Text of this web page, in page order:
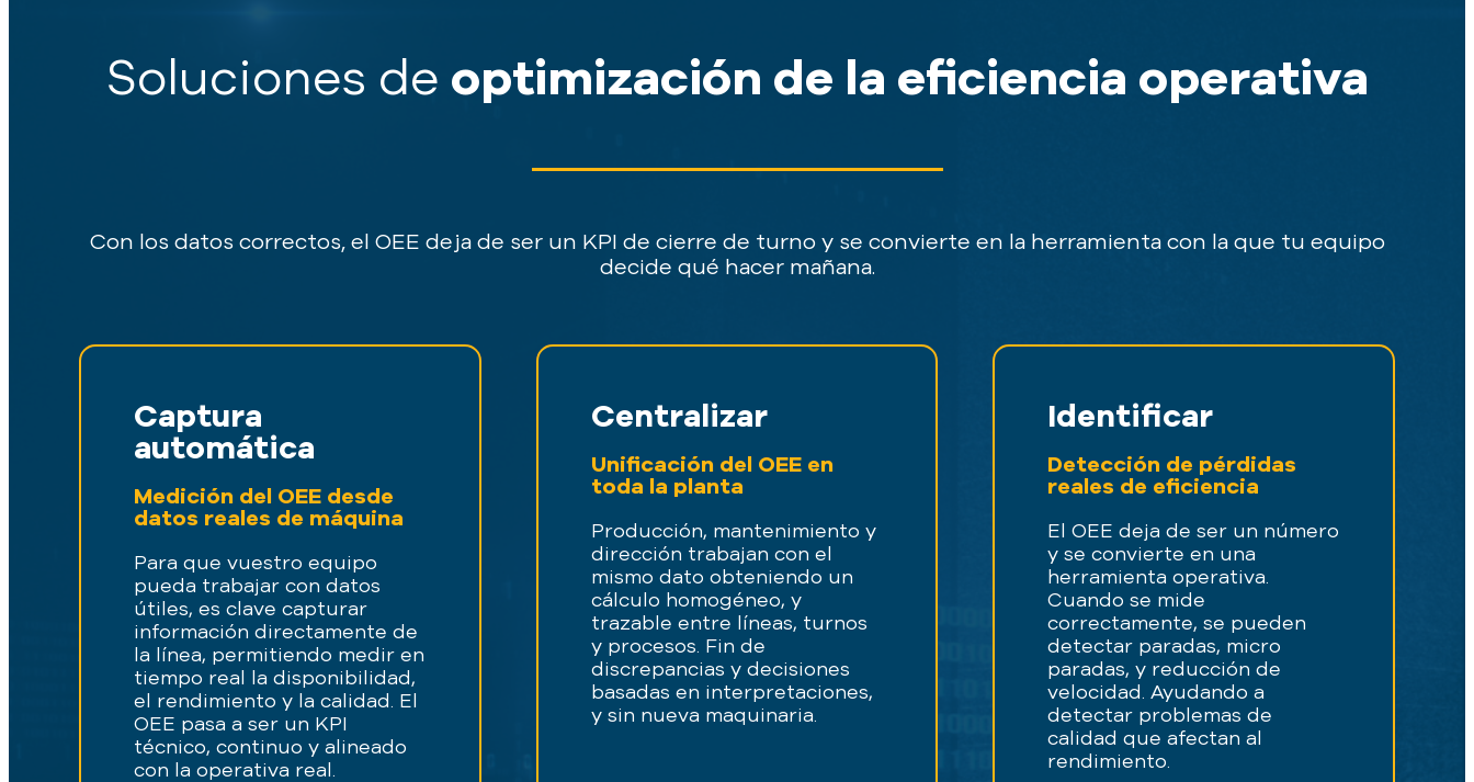
Soluciones de optimización de la eficiencia operativa
Con los datos correctos, el OEE deja de ser un KPI de cierre de turno y se convierte en la herramienta con la que tu equipo
decide qué hacer mañana.
Captura
automática
Medición del OEE desde
datos reales de máquina
Para que vuestro equipo
pueda trabajar con datos
útiles, es clave capturar
información directamente de
la línea, permitiendo medir en
tiempo real la disponibilidad,
el rendimiento y la calidad. El
OEE pasa a ser un KPI
técnico, continuo y alineado
con la operativa real.
Centralizar
Unificación del OEE en
toda la planta
Producción, mantenimiento y
dirección trabajan con el
mismo dato obteniendo un
cálculo homogéneo, y
trazable entre líneas, turnos
y procesos. Fin de
discrepancias y decisiones
basadas en interpretaciones,
y sin nueva maquinaria.
Identificar
Detección de pérdidas
reales de eficiencia
El OEE deja de ser un número
y se convierte en una
herramienta operativa.
Cuando se mide
correctamente, se pueden
detectar paradas, micro
paradas, y reducción de
velocidad. Ayudando a
detectar problemas de
calidad que afectan al
rendimiento.